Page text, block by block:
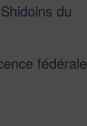
du
fédérale